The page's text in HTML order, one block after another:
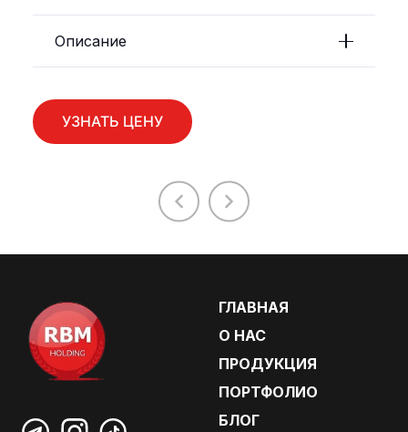
Описание
УЗНАТЬ ЦЕНУ
ГЛАВНАЯ
О НАС
ПРОДУКЦИЯ
ПОРТФОЛИО
БЛОГ